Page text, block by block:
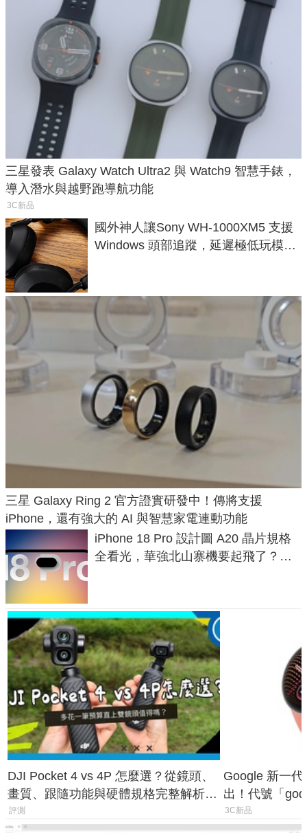
三星發表 Galaxy Watch Ultra2 與 Watch9 智慧手錶，
導入潛水與越野跑導航功能
3C新品
國外神人讓Sony WH-1000XM5 支援
Windows 頭部追蹤，延遲極低玩模擬
三星 Galaxy Ring 2 官方證實研發中！傳將支援
iPhone，還有強大的 AI 與智慧家電連動功能
iPhone 18 Pro 設計圖 A20 晶片規格
全看光，華強北山寨機要起飛了？專
DJI Pocket 4 vs 4P 怎麼選？從鏡頭、
畫質、跟隨功能與硬體規格完整解析，
一次看懂兩台差異
評測
Google 新一
出！代號「
鎖定 AI 應用
3C新品